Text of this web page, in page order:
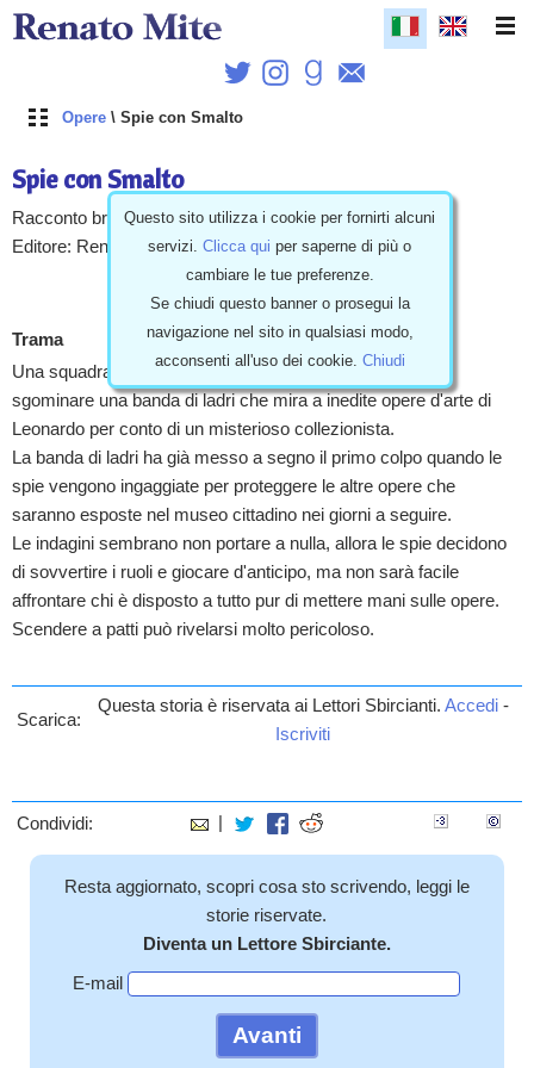
Opere \ Spie con Smalto
Spie con Smalto
Racconto breve, Indagini e Crimini, Italiano, 76 pagine
Editore: Renato Mite, Italia 24/12/2022
Leggi
Trama
Una squadra di donne spie con il loro tuttofare nerd deve
sgominare una banda di ladri che mira a inedite opere d'arte di
Leonardo per conto di un misterioso collezionista.
La banda di ladri ha già messo a segno il primo colpo quando le
spie vengono ingaggiate per proteggere le altre opere che
saranno esposte nel museo cittadino nei giorni a seguire.
Le indagini sembrano non portare a nulla, allora le spie decidono
di sovvertire i ruoli e giocare d'anticipo, ma non sarà facile
affrontare chi è disposto a tutto pur di mettere mani sulle opere.
Scendere a patti può rivelarsi molto pericoloso.
Scarica:
Questa storia è riservata ai Lettori Sbircianti. Accedi-
Iscriviti
Condividi:
Resta aggiornato, scopri cosa sto scrivendo, leggi le
storie riservate.
Diventa un Lettore Sbirciante.
E-mail
Avanti
Questo sito utilizza i cookie per fornirti alcuni
servizi.Clicca qui per saperne di più o
cambiare le tue preferenze.
Se chiudi questo banner o prosegui la
navigazione nel sito in qualsiasi modo,
acconsenti all'uso dei cookie. Chiudi